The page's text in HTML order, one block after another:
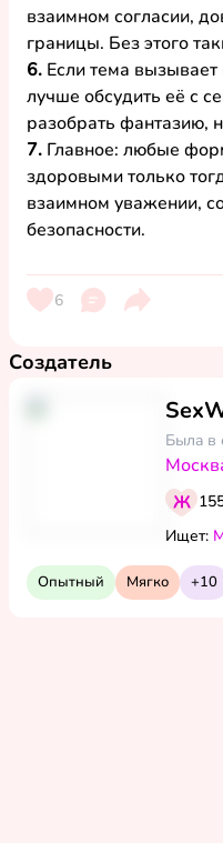
взаимном согласии,
границы. Без этого
6. Если тема
лучше обсудить её с
разобрать фантазию,
7. Главное: любые
здоровыми только
взаимном уважении,
безопасности.
6
Создатель
Былa в
Ищет:
Опытный Мягко +10